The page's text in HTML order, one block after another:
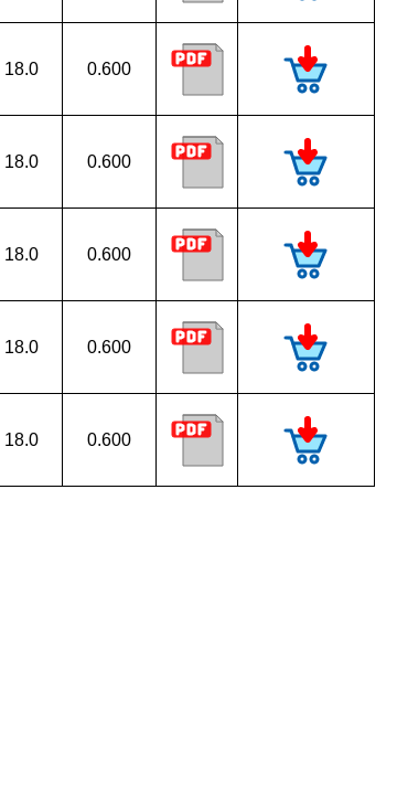
18.0
0.600
18.0
0.600
18.0
0.600
18.0
0.600
18.0
0.600